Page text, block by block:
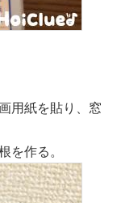
用紙を貼り、窓
を作る。